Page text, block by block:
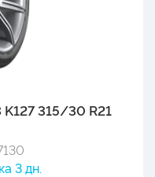
K127 315/30 R21
3 дн.